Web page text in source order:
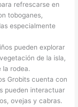
refrescarse en
toboganes,
especialmente
pueden explorar
de la isla,
la rodea.
Grobits cuenta con
pueden interactuar
ovejas y cabras.